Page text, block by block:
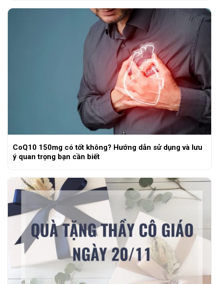
CoQ10 150mg có tốt không? Hướng dẫn sử dụng và lưu
ý quan trọng bạn cần biết